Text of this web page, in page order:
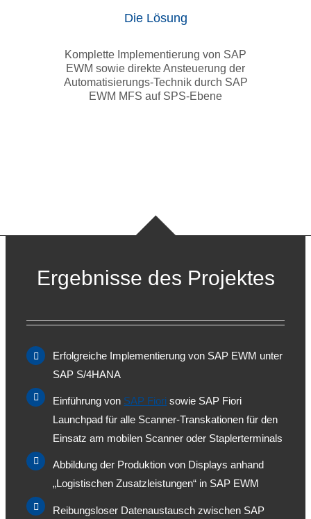
Die Lösung
Komplette Implementierung von SAP
EWM sowie direkte Ansteuerung der
Automatisierungs-Technik durch SAP
EWM MFS auf SPS-Ebene
Ergebnisse des Projektes
Erfolgreiche Implementierung von SAP EWM unter
SAP S/4HANA
Einführung von SAP Fiori sowie SAP Fiori
Launchpad für alle Scanner-Transkationen für den
Einsatz am mobilen Scanner oder Staplerterminals
Abbildung der Produktion von Displays anhand
„Logistischen Zusatzleistungen“ in SAP EWM
Reibungsloser Datenaustausch zwischen SAP